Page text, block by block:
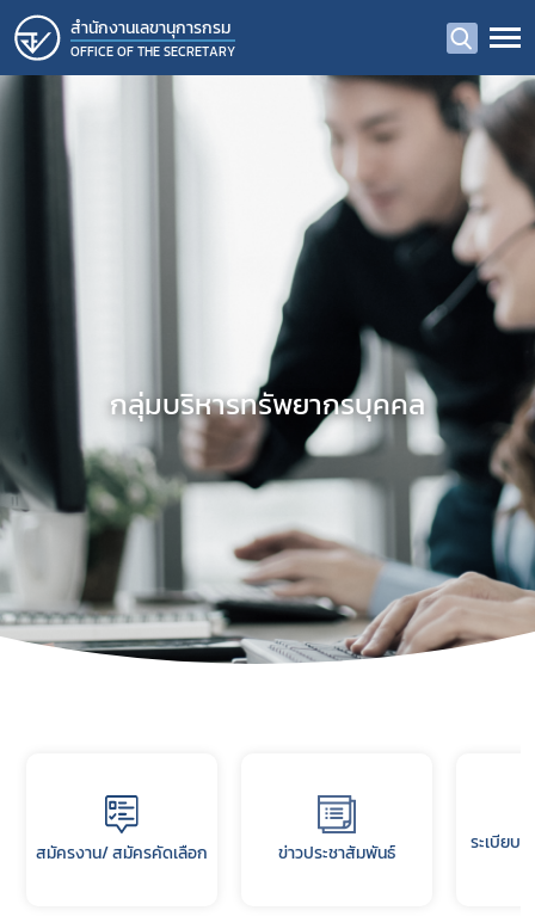
สํานักงานเลขานุการกรม
OFFICE OF THE SECRETARY
กลุ่มบริหารทรัพยากรบุคคล
สมัครงาน/ สมัครคัดเลือก ข่าวประชาสัมพันธ์ ระเบียบ